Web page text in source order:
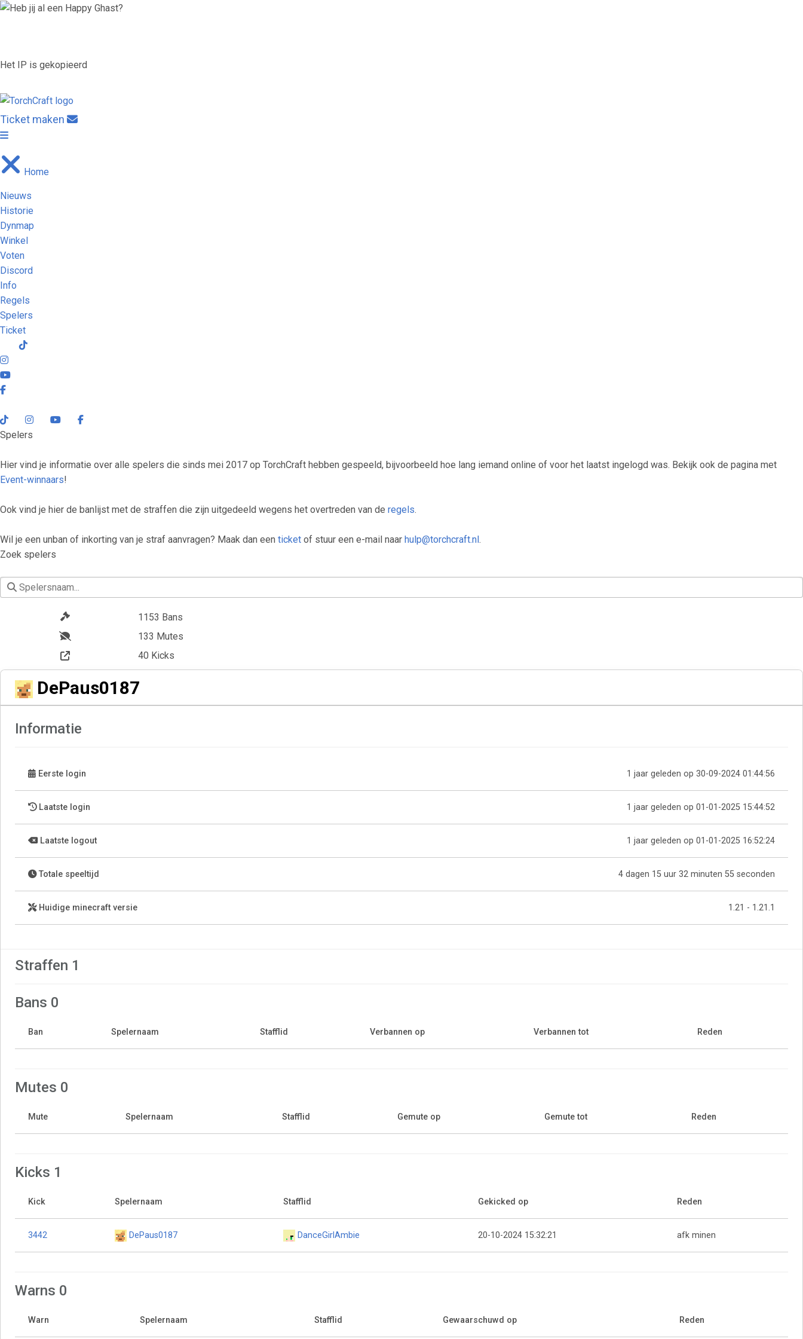
Het IP is gekopieerd
Ticket maken
Home
Nieuws
Historie
Dynmap
Winkel
Voten
Discord
Info
Regels
Spelers
Ticket
Spelers
Hier vind je informatie over alle spelers die sinds mei 2017 op TorchCraft hebben gespeeld, bijvoorbeeld hoe lang iemand online of voor het laatst ingelogd was. Bekijk ook de pagina met
Event-winnaars!
Ook vind je hier de banlijst met de straffen die zijn uitgedeeld wegens het overtreden van de regels.
Wil je een unban of inkorting van je straf aanvragen? Maak dan een ticket of stuur een e-mail naar hulp@torchcraft.nl.
Zoek spelers
 Spelersnaam...
1153 Bans
133 Mutes
40 Kicks
DePaus0187
Informatie
Eerste login 1 jaar geleden op 30-09-2024 01:44:56
Laatste login 1 jaar geleden op 01-01-2025 15:44:52
Laatste logout 1 jaar geleden op 01-01-2025 16:52:24
Totale speeltijd 4 dagen 15 uur 32 minuten 55 seconden
Huidige minecraft versie 1.21 - 1.21.1
Straffen 1
Bans 0
Ban Spelernaam Stafflid Verbannen op Verbannen tot Reden
Mutes 0
Mute Spelernaam Stafflid Gemute op Gemute tot Reden
Kicks 1
Kick Spelernaam Stafflid Gekicked op Reden
3442 DePaus0187 DanceGirlAmbie 20-10-2024 15:32:21 afk minen
Warns 0
Warn Spelernaam Stafflid Gewaarschuwd op Reden